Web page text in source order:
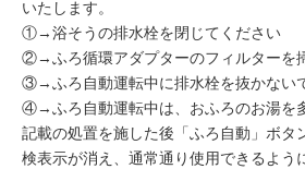
いたします。
①→浴そうの排水栓を閉じてください
②→ふろ循環アダプターのフィルターを
③→ふろ自動運転中に排水栓を抜かない
④→ふろ自動運転中は、おふろのお湯を
記載の処置を施した後「ふろ自動」ボタ
検表示が消え、通常通り使用できるよう